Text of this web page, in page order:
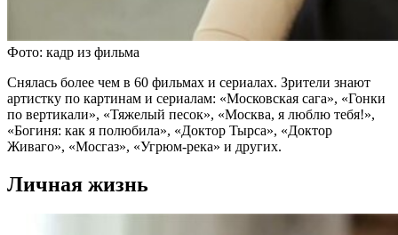
Фото: кадр из фильма
Снялась более чем в 60 фильмах и сериалах. Зрители знают
артистку по картинам и сериалам: «Московская сага», «Гонки
по вертикали», «Тяжелый песок», «Москва, я люблю тебя!»,
«Богиня: как я полюбила», «Доктор Тырса», «Доктор
Живаго», «Мосгаз», «Угрюм-река» и других.
Личная жизнь